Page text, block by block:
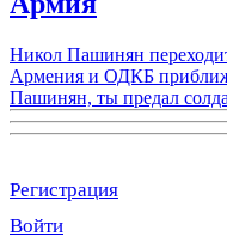
Никол Пашинян
Армения и ОДКБ
Пашинян, ты предал
Регистрация
Войти